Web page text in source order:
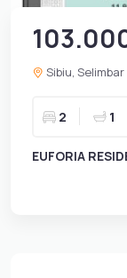
Sibiu, Selimbar
2 1
EUFORIA